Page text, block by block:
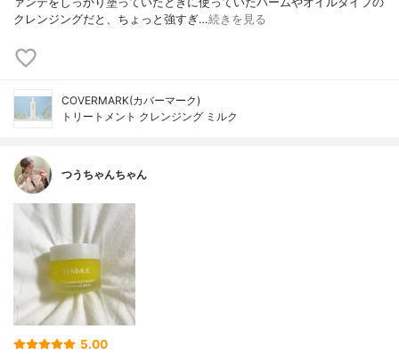
クレンジングだと、ちょっと強すぎ…続きを見る
COVERMARK(カバーマーク)
トリートメント クレンジング ミルク
つうちゃんちゃん
5.00